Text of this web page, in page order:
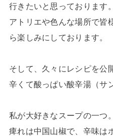
行きたいと思っております。
アトリエや色んな場所で皆
ら楽しみに しております。
そして、久々にレシピを公
辛くて酸っぱい酸辛湯（サ
私が大好きなスープの一つ。
痺れは中国山椒で、 辛味は